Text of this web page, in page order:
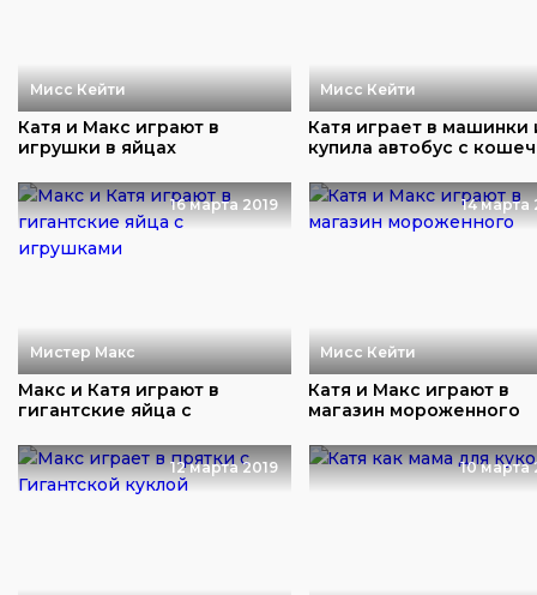
Мисс Кейти
Катя и Макс играют в
игрушки в яйцах
Мисс Кейти
Катя играет в машинки
купила автобус с
16 марта 2019
Мистер Макс
Макс и Катя играют в
гигантские яйца с
14 марта
Мисс Кейти
Катя и Макс играют в
магазин мороженного
12 марта 2019 10 марта